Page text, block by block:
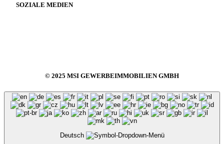
SOZIALE MEDIEN
© 2025 MSI GEWERBEIMMOBILIEN GMBH
Deutsch